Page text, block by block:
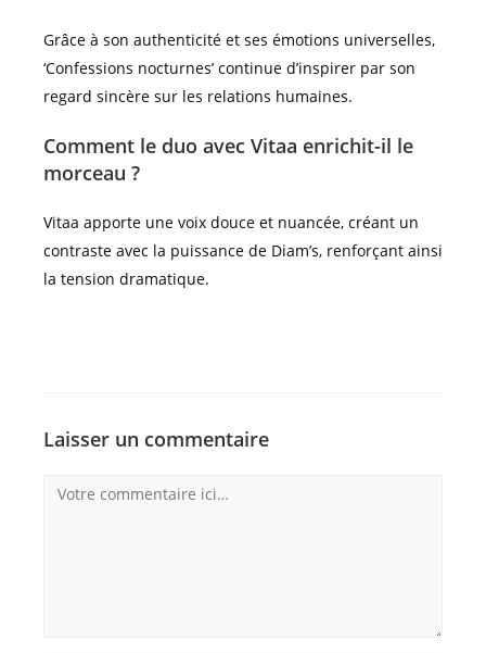
Grâce à son authenticité et ses émotions universelles,
‘Confessions nocturnes’ continue d’inspirer par son
regard sincère sur les relations humaines.
Comment le duo avec Vitaa enrichit-il le
morceau ?
Vitaa apporte une voix douce et nuancée, créant un
contraste avec la puissance de Diam’s, renforçant ainsi
la tension dramatique.
Laisser un commentaire